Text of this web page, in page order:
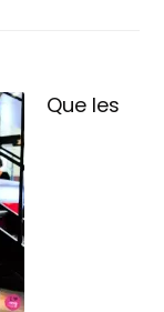
Que les